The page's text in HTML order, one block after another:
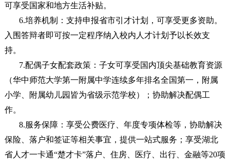
可享受国家和地方生活补贴。
6.培养机制：支持申报省市引才计划，可享受更多资助。
入围答辩者即可按一定程序纳入校内人才计划予以长效支
持。
7.配偶子女配套政策：子女可享受国内顶尖基础教育资源
（华中师范大学第一附属中学连续多年排名全国第一，附属
小学、附属幼儿园皆为省级示范学校）；协助解决配偶工
作。
8.服务保障：享受公费医疗、年度专项体检等，协助解决
保险、落户和签证等相关事宜，提供一站式服务；享受湖北
省人才一卡通“楚才卡”落户、住房、医疗、出行、金融等20项